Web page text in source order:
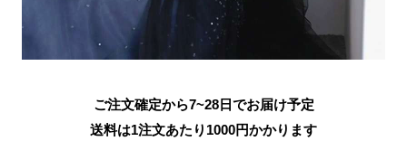
ご注文確定から7~28日でお届け予定
送料は1注文あたり 1000円かかります